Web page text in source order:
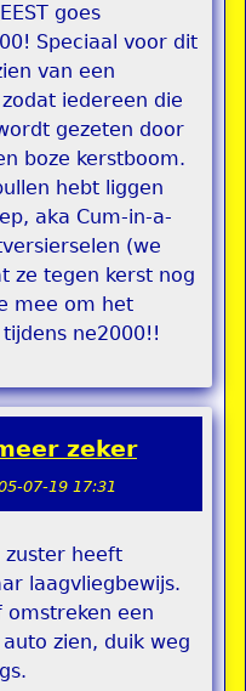
goes
Speciaal voor dit
van een
iedereen die
gezeten door
boze kerstboom.
hebt liggen
aka Cum-in-a-
(we
ze tegen kerst nog
mee om het
tijdens ne2000!!
zeker
07-19 17:31
zuster heeft
laagvliegbewijs.
omstreken een
zien, duik weg